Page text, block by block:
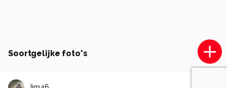
Soortgelijke foto's